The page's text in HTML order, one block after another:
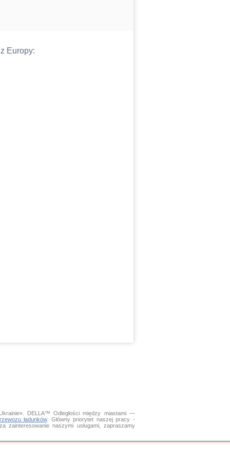
Europy:
DELLA™Odległości między miastami—
ładunków. Główny priorytet naszej pracy -
zainteresowanie naszymi usługami, zapraszamy